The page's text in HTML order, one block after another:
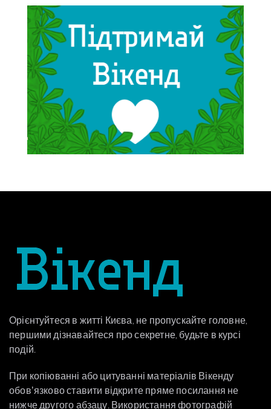
Орієнтуйтеся в житті Києва, не пропускайте головне,
першими дізнавайтеся про секретне, будьте в курсі
подій.
При копіюванні або цитуванні матеріалів Вікенду
обовʼязково ставити відкрите пряме посилання не
нижче другого абзацу. Використання фотографій